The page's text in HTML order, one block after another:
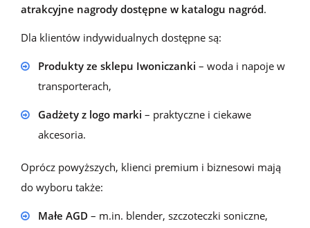
atrakcyjne nagrody dostępne w katalogu nagród.
Dla klientów indywidualnych dostępne są:
Produkty ze sklepu Iwoniczanki – woda i napoje w
transporterach,
Gadżety z logo marki – praktyczne i ciekawe
akcesoria.
Oprócz powyższych, klienci premium i biznesowi mają
do wyboru także:
Małe AGD – m.in. blender, szczoteczki soniczne,